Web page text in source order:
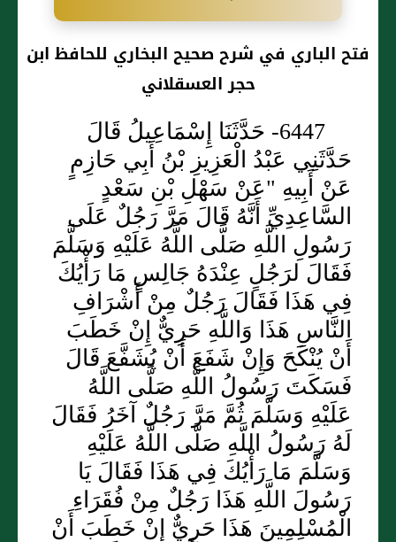
فتح الباري في شرح صحيح البخاري للحافظ ابن
حجر العسقلاني
6447- حَدَّثَنَا إِسْمَاعِيلُ قَالَ
حَدَّثَنِي عَبْدُ الْعَزِيزِ بْنُ أَبِي حَازِمٍ
عَنْ أَبِيهِ "عَنْ سَهْلِ بْنِ سَعْدٍ
السَّاعِدِيِّ أَنَّهُ قَالَ مَرَّ رَجُلٌ عَلَى
رَسُولِ اللَّهِ صَلَّى اللَّهُ عَلَيْهِ وَسَلَّمَ
فَقَالَ لرَجُلٍ عِنْدَهُ جَالِسٍ مَا رَأْيُكَ
فِي هَذَا فَقَالَ رَجُلٌ مِنْ أَشْرَافِ
النَّاسِ هَذَا وَاللَّهِ حَرِيٌّ إِنْ خَطَبَ
أَنْ يُنْكَحَ وَإِنْ شَفَعَ أَنْ يُشَفَّعَ قَالَ
فَسَكَتَ رَسُولُ اللَّهِ صَلَّى اللَّهُ
عَلَيْهِ وَسَلَّمَ ثُمَّ مَرَّ رَجُلٌ آخَرُ فَقَالَ
لَهُ رَسُولُ اللَّهِ صَلَّى اللَّهُ عَلَيْهِ
وَسَلَّمَ مَا رَأْيُكَ فِي هَذَا فَقَالَ يَا
رَسُولَ اللَّهِ هَذَا رَجُلٌ مِنْ فُقَرَاءِ
الْمُسْلِمِينَ هَذَا حَرِيٌّ إِنْ خَطَبَ أَنْ